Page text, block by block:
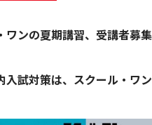
ワンの夏期講習、受講者募集
試対策は、スクール・ワン